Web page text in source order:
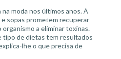
moda nos últimos anos. À
e sopas prometem recuperar
organismo a eliminar toxinas.
tipo de dietas tem resultados
lhe o que precisa de